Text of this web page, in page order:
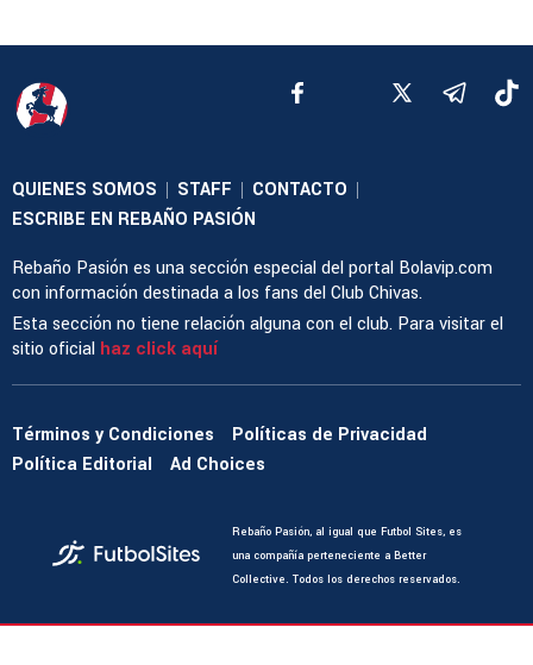
QUIENES SOMOS STAFF CONTACTO
ESCRIBE EN REBAÑO PASIÓN
Rebaño Pasión es una sección especial del portal Bolavip.com
con información destinada a los fans del Club Chivas.
Esta sección no tiene relación alguna con el club. Para visitar el
sitio oficial haz click aquí
Términos y Condiciones
Políticas de Privacidad
Política Editorial
Ad Choices
Rebaño Pasión, al igual que Futbol Sites, es
una compañía perteneciente a Better
Collective. Todos los derechos reservados.